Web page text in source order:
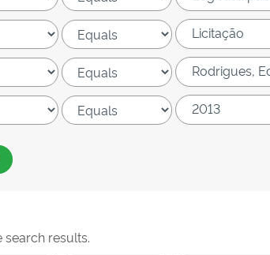
search results.